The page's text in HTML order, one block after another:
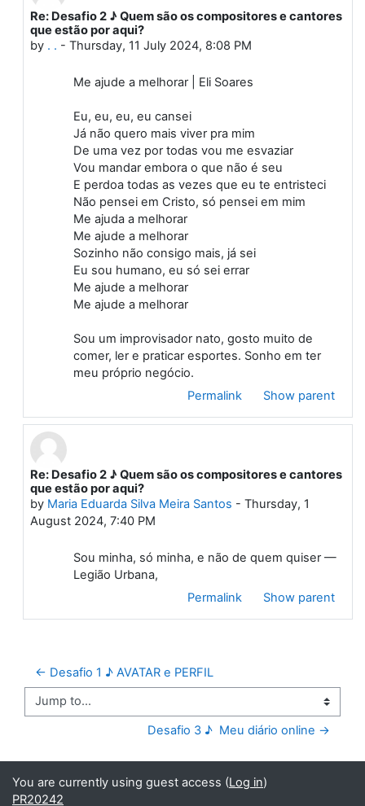
In reply to First post
Re: Desafio 2 ♪ Quem são os compositores e cantores
que estão por aqui?
by . . - Thursday, 11 July 2024, 8:08 PM
Me ajude a melhorar | Eli Soares
Eu, eu, eu, eu cansei
Já não quero mais viver pra mim
De uma vez por todas vou me esvaziar
Vou mandar embora o que não é seu
E perdoa todas as vezes que eu te entristeci
Não pensei em Cristo, só pensei em mim
Me ajuda a melhorar
Me ajude a melhorar
Sozinho não consigo mais, já sei
Eu sou humano, eu só sei errar
Me ajude a melhorar
Me ajude a melhorar
Sou um improvisador nato, gosto muito de
comer, ler e praticar esportes. Sonho em ter
meu próprio negócio.
Permalink
Show parent
In reply to First post
Re: Desafio 2 ♪ Quem são os compositores e cantores
que estão por aqui?
by Maria Eduarda Silva Meira Santos - Thursday, 1
August 2024, 7:40 PM
Sou minha, só minha, e não de quem quiser —
Legião Urbana,
Permalink
Show parent
← Desafio 1 ♪ AVATAR e PERFIL
Jump to...
Desafio 3 ♪  Meu diário online →
You are currently using guest access (Log in)
PR20242